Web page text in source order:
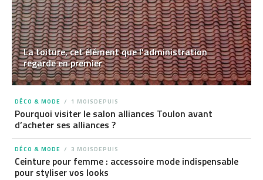
La toiture, cet élément que l’administration
regarde en premier
DÉCO & MODE 1 MOISDEPUIS
Pourquoi visiter le salon alliances Toulon avant
d’acheter ses alliances ?
DÉCO & MODE 3 MOISDEPUIS
Ceinture pour femme : accessoire mode indispensable
pour styliser vos looks